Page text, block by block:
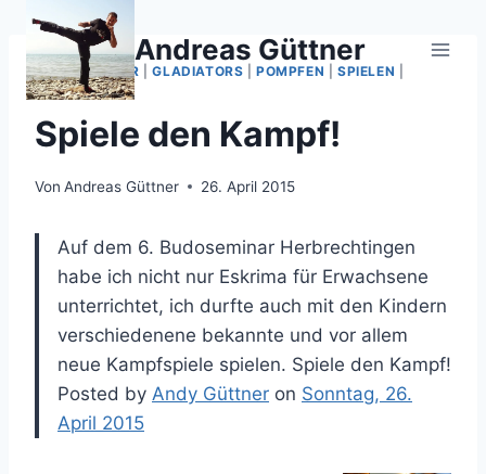
Zum
springen
Andreas Güttner
BUDOSEMINAR |GLADIATORS |POMPFEN |SPIELEN
STOCKKAMPF
Spiele den Kampf!
Von Andreas Güttner 26. April 2015
Auf dem 6. Budoseminar Herbrechtingen
habe ich nicht nur Eskrima für Erwachsene
unterrichtet, ich durfte auch mit den Kindern
verschiedenene bekannte und vor allem
neue Kampfspiele spielen. Spiele den Kampf!
Posted by Andy Güttner on Sonntag, 26.
April 2015